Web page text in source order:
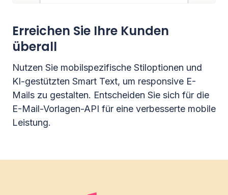
Erreichen Sie Ihre Kunden
überall
Nutzen Sie mobilspezifische Stiloptionen und
KI-gestützten Smart Text, um responsive E-
Mails zu gestalten. Entscheiden Sie sich für die
E-Mail-Vorlagen-API für eine verbesserte mobile
Leistung.